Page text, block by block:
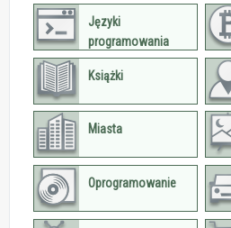
Języki
programowania
Książki
Miasta
Oprogramowanie